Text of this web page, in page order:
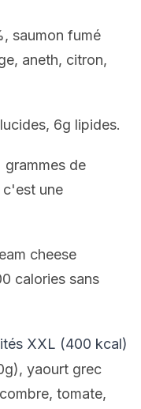
saumon fumé
aneth, citron,
6g lipides.
de
c'est une
cheese
calories sans
XXL (400 kcal)
yaourt grec
tomate,